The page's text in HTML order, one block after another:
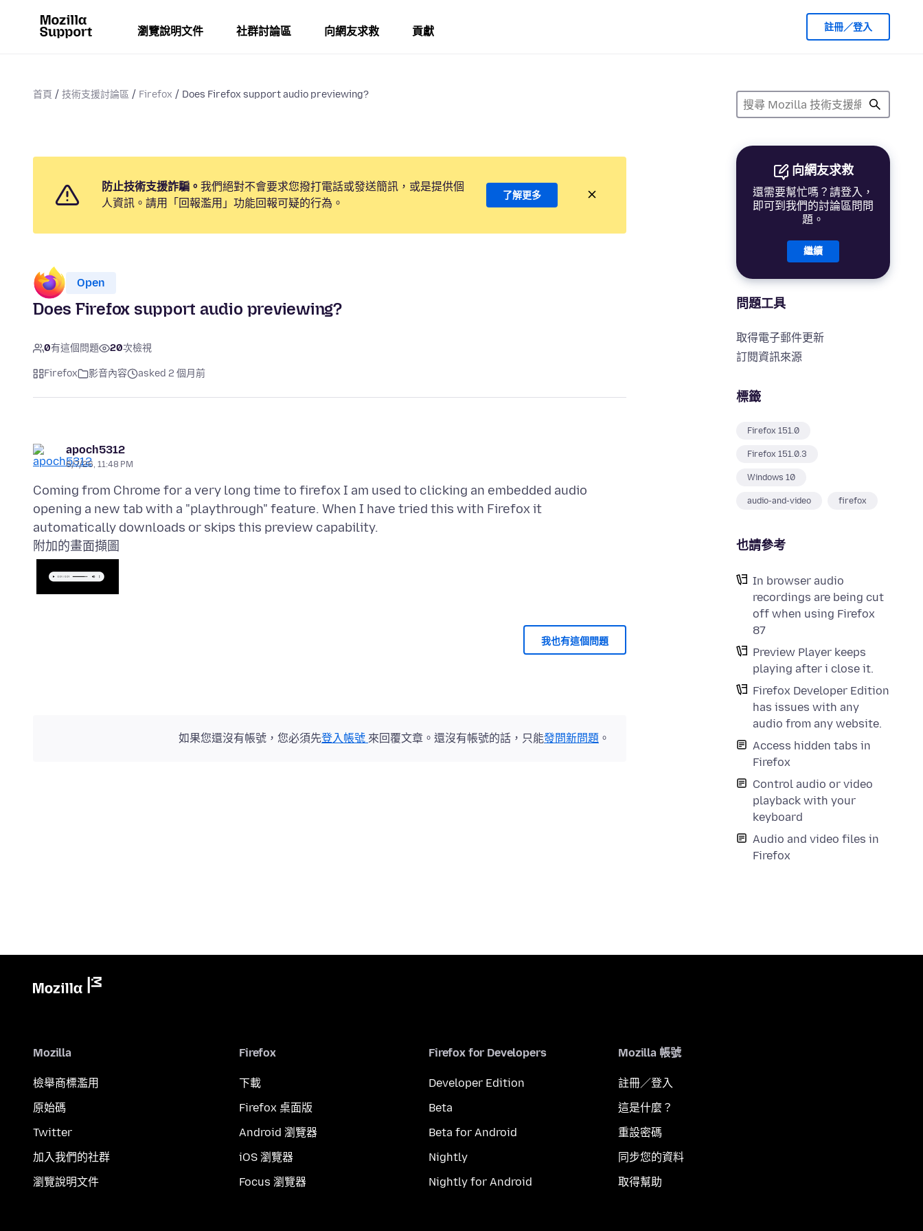
瀏覽說明文件 社群討論區 向網友求救 貢獻 註冊／登入
首頁 技術支援討論區 Firefox Does Firefox support audio previewing?
向網友求救
還需要幫忙嗎？請登入，
即可到我們的討論區問問
題。
繼續
問題工具
取得電子郵件更新
訂閱資訊來源
標籤
Firefox 151.0
Firefox 151.0.3
Windows 10
audio-and-video firefox
也請參考
In browser audio
recordings are being cut
off when using Firefox
87
Preview Player keeps
playing after i close it.
Firefox Developer Edition
has issues with any
audio from any website.
Access hidden tabs in
Firefox
Control audio or video
playback with your
keyboard
Audio and video files in
Firefox
防止技術支援詐騙。 我們絕對不會要求您撥打電話或發送簡訊，或是提供個
人資訊。請用「回報濫用」功能回報可疑的行為。
了解更多
Open
Does Firefox support audio previewing?
0有這個問題 20次檢視
Firefox 影音內容 asked 2 個月前
apoch5312
6/7/26, 11:48 PM
Coming from Chrome for a very long time to firefox I am used to clicking an embedded audio
opening a new tab with a "playthrough" feature. When I have tried this with Firefox it
附加的畫面擷圖
我也有這個問題
如果您還沒有帳號，您必須先登入帳號 來回覆文章。還沒有帳號的話，只能發問新問題 。
Mozilla
檢舉商標濫用
原始碼
Twitter
加入我們的社群
瀏覽說明文件
Firefox
下載
Firefox 桌面版
Android 瀏覽器
iOS 瀏覽器
Focus 瀏覽器
Firefox for Developers
Developer Edition
Beta
Beta for Android
Nightly
Nightly for Android
Mozilla 帳號
註冊／登入
這是什麼？
重設密碼
同步您的資料
取得幫助